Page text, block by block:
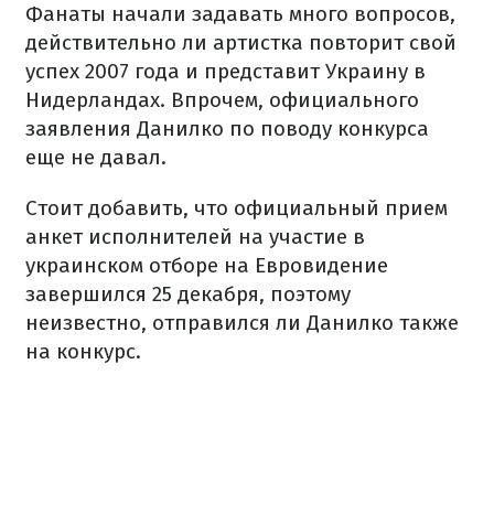
Фанаты начали задавать много вопросов,
действительно ли артистка повторит свой
успех 2007 года и представит Украину в
Нидерландах. Впрочем, официального
заявления Данилко по поводу конкурса
еще не давал.
Стоит добавить, что официальный прием
анкет исполнителей на участие в
украинском отборе на Евровидение
завершился 25 декабря, поэтому
неизвестно, отправился ли Данилко также
на конкурс.